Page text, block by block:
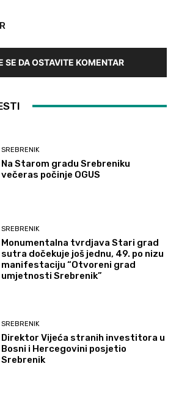
SE DA OSTAVITE KOMENTAR
SREBRENIK
Na Starom gradu Srebreniku
večeras počinje OGUS
SREBRENIK
Monumentalna tvrdjava Stari grad
sutra dočekuje još jednu, 49. po nizu
manifestaciju “Otvoreni grad
umjetnosti Srebrenik”
SREBRENIK
Direktor Vijeća stranih investitora u
Bosni i Hercegovini posjetio
Srebrenik